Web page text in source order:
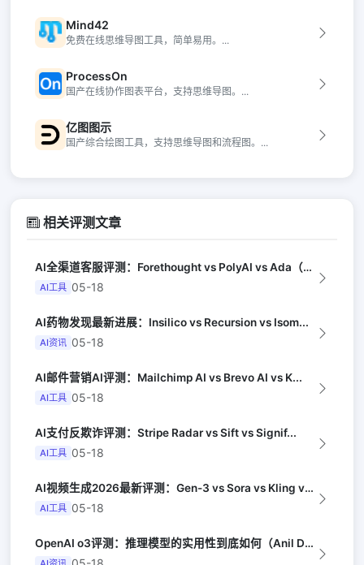
Mind42
免费在线思维导图工具，简单易用。...
ProcessOn
国产在线协作图表平台，支持思维导图。...
亿图图示
国产综合绘图工具，支持思维导图和流程图。...
相关评测文章
AI全渠道客服评测：Forethought vs PolyAI vs Ada（G...
AI工具 05-18
AI药物发现最新进展：Insilico vs Recursion vs Isom...
AI资讯 05-18
AI邮件营销AI评测：Mailchimp AI vs Brevo AI vs K...
AI工具 05-18
AI支付反欺诈评测：Stripe Radar vs Sift vs Signif...
AI工具 05-18
AI视频生成2026最新评测：Gen-3 vs Sora vs Kling vs...
AI工具 05-18
OpenAI o3评测：推理模型的实用性到底如何（Anil Dash）